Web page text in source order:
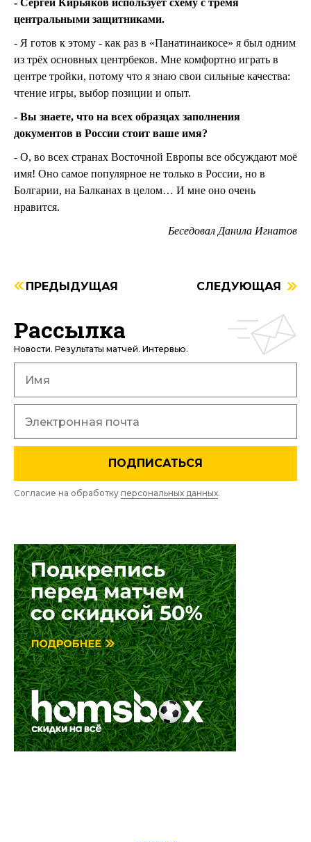
- Сергей Кирьяков использует схему с тремя
центральными защитниками.
- Я готов к этому - как раз в «Панатинаикосе» я был одним
из трёх основных центрбеков. Мне комфортно играть в
центре тройки, потому что я знаю свои сильные качества:
чтение игры, выбор позиции и опыт.
- Вы знаете, что на всех образцах заполнения
документов в России стоит ваше имя?
- О, во всех странах Восточной Европы все обсуждают моё
имя! Оно самое популярное не только в России, но в
Болгарии, на Балканах в целом… И мне оно очень
нравится.
Беседовал Данила Игнатов
ПРЕДЫДУЩАЯ СЛЕДУЮЩАЯ
Рассылка
Новости. Результаты матчей. Интервью.
ПОДПИСАТЬСЯ
Согласие на обработку персональных данных.